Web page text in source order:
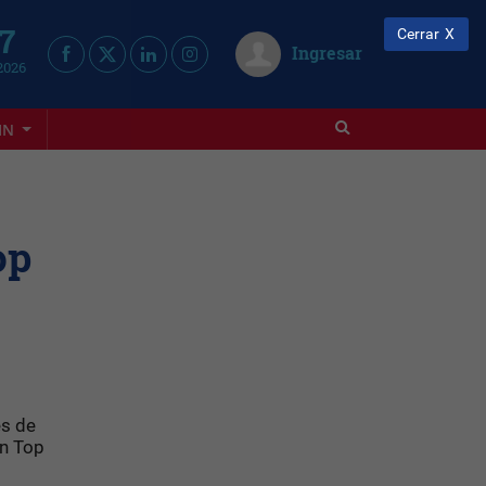
Ingresar
de
Top
Cerrar